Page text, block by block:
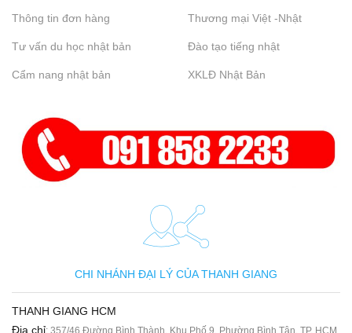
Thông tin đơn hàng Thương mại Việt -Nhật
Tư vấn du học nhật bản Đào tạo tiếng nhật
Cẩm nang nhật bản XKLĐ Nhật Bản
CHI NHÁNH ĐẠI LÝ CỦA THANH GIANG
THANH GIANG HCM
Địa chỉ